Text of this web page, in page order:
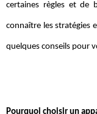
certaines règles et de
connaître les stratégies
quelques conseils pour
Pourquoi choisir un